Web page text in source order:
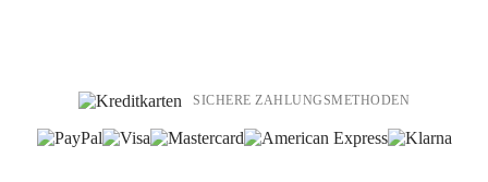
SICHERE ZAHLUNGSMETHODEN